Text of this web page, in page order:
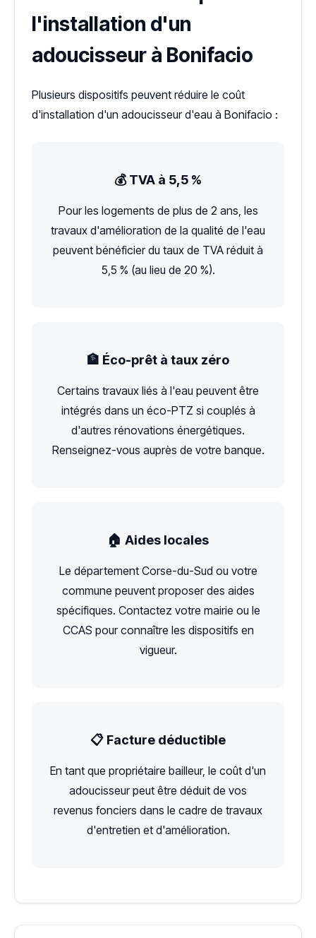
l'installation d'un
adoucisseur à Bonifacio
Plusieurs dispositifs peuvent réduire le coût
d'installation d'un adoucisseur d'eau à Bonifacio :
💰 TVA à 5,5 %
Pour les logements de plus de 2 ans, les
travaux d'amélioration de la qualité de l'eau
peuvent bénéficier du taux de TVA réduit à
5,5 % (au lieu de 20 %).
🏦 Éco-prêt à taux zéro
Certains travaux liés à l'eau peuvent être
intégrés dans un éco-PTZ si couplés à
d'autres rénovations énergétiques.
Renseignez-vous auprès de votre banque.
🏠 Aides locales
Le département Corse-du-Sud ou votre
commune peuvent proposer des aides
spécifiques. Contactez votre mairie ou le
CCAS pour connaître les dispositifs en
vigueur.
📋 Facture déductible
En tant que propriétaire bailleur, le coût d'un
adoucisseur peut être déduit de vos
revenus fonciers dans le cadre de travaux
d'entretien et d'amélioration.